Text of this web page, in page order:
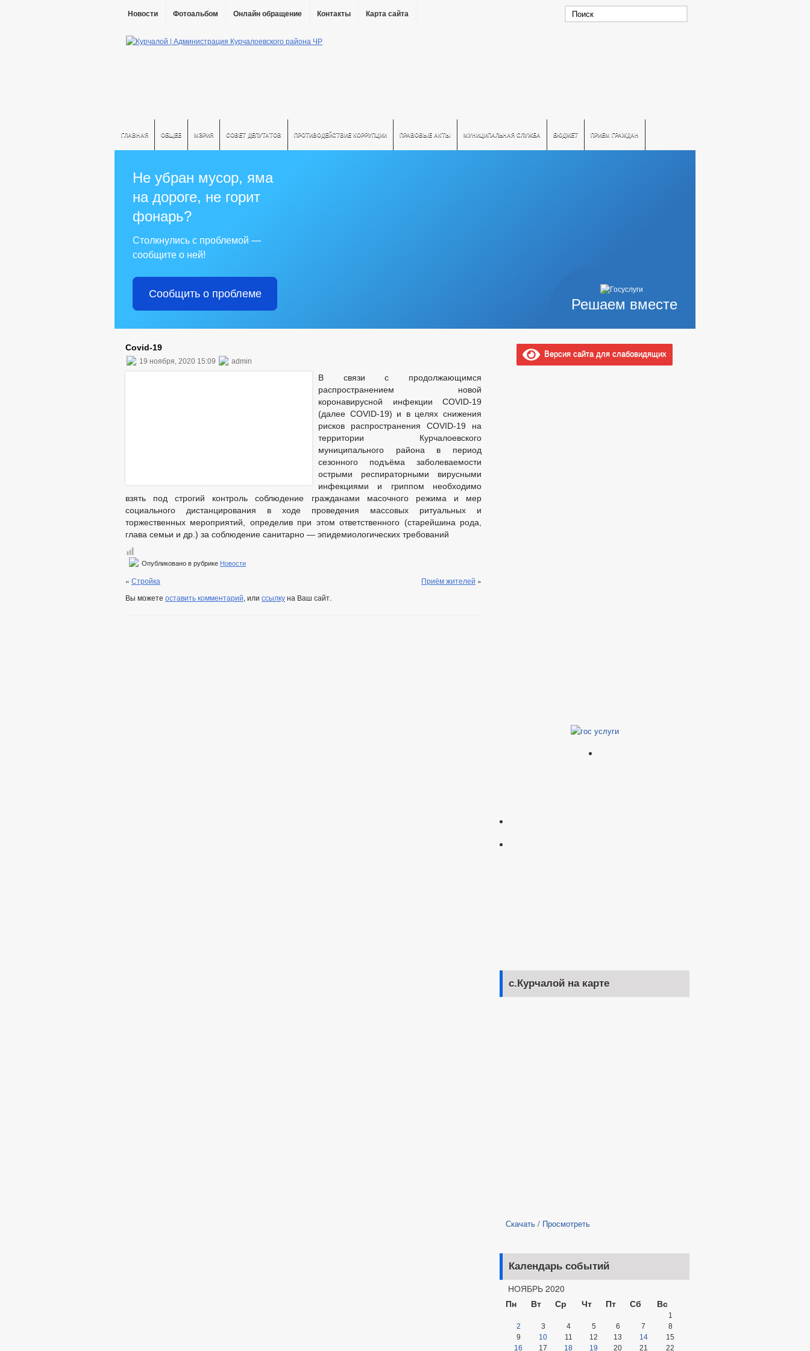
Новости Фотоальбом Онлайн обращение Контакты Карта сайта
ГЛАВНАЯ ОБЩЕЕ МЭРИЯ СОВЕТ ДЕПУТАТОВ ПРОТИВОДЕЙСТВИЕ КОРРУПЦИИ ПРАВОВЫЕ АКТЫ МУНИЦИПАЛЬНАЯ СЛУЖБА БЮДЖЕТ ПРИЕМ ГРАЖДАН
Решаем вместе
Не убран мусор, яма
на дороге, не горит
фонарь?
Столкнулись с проблемой —
сообщите о ней!
Сообщить о проблеме
Сovid-19
19 ноября, 2020 15:09 admin
В связи с продолжающимся
распространением новой
коронавирусной инфекции COVID-19
(далее COVID-19) и в целях снижения
рисков распространения COVID-19 на
территории Курчалоевского
муниципального района в период
сезонного подъёма заболеваемости
острыми респираторными вирусными
инфекциями и гриппом необходимо
взять под строгий контроль соблюдение гражданами масочного режима и мер
социального дистанцирования в ходе проведения массовых ритуальных и
торжественных мероприятий, определив при этом ответственного (старейшина рода,
глава семьи и др.) за соблюдение санитарно — эпидемиологических требований
Опубликовано в рубрике Новости
« Стройка Приём жителей »
Вы можете оставить комментарий, или ссылкуна Ваш сайт.
Версия сайта для слабовидящих
с.Курчалой на карте
Скачать / Просмотреть
Календарь событий
НОЯБРЬ 2020
Пн
Вт Ср Чт Пт Сб Вс
1
2
3 4 5 6 7
8
9
10 11 12 13 14
15
16
17 18 19 20 21 22